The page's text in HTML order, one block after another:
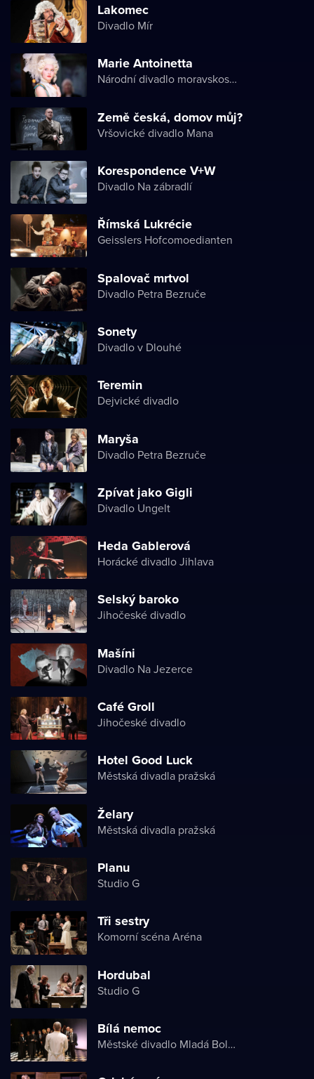
Lakomec
Divadlo Mír
Marie Antoinetta
Národní divadlo moravskoslezské
Země česká, domov můj?
Vršovické divadlo Mana
Korespondence V+W
Divadlo Na zábradlí
Římská Lukrécie
Geisslers Hofcomoedianten
Spalovač mrtvol
Divadlo Petra Bezruče
Sonety
Divadlo v Dlouhé
Teremin
Dejvické divadlo
Maryša
Divadlo Petra Bezruče
Zpívat jako Gigli
Divadlo Ungelt
Heda Gablerová
Horácké divadlo Jihlava
Selský baroko
Jihočeské divadlo
Mašíni
Divadlo Na Jezerce
Café Groll
Jihočeské divadlo
Hotel Good Luck
Městská divadla pražská
Želary
Městská divadla pražská
Planu
Studio G
Tři sestry
Komorní scéna Aréna
Hordubal
Studio G
Bílá nemoc
Městské divadlo Mladá Boleslav